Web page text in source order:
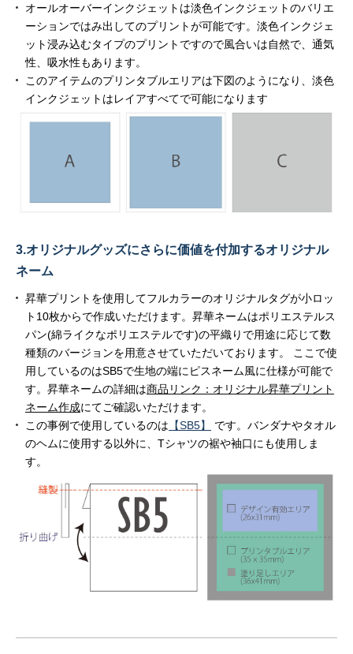
オールオーバーインクジェットは淡色インクジェットのバリエ
ーションではみ出してのプリントが可能です。淡色インクジェ
ット浸み込むタイプのプリントですので風合いは自然で、通気
性、吸水性もあります。
このアイテムのプリンタブルエリアは下図のようになり、淡色
インクジェットはレイアすべてで可能になります
3.オリジナルグッズにさらに価値を付加するオリジナル
ネーム
昇華プリントを使用してフルカラーのオリジナルタグが小ロッ
ト10枚からで作成いただけます。昇華ネームはポリエステルス
パン(綿ライクなポリエステルです)の平織りで用途に応じて数
種類のバージョンを用意させていただいております。 ここで使
用しているのはSB5で生地の端にピスネーム風に仕様が可能で
す。昇華ネームの詳細は商品リンク：オリジナル昇華プリント
ネーム作成にてご確認いただけます。
この事例で使用しているのは 【SB5】
です。バンダナやタオル
のヘムに使用する以外に、Tシャツの裾や袖口にも使用しま
す。